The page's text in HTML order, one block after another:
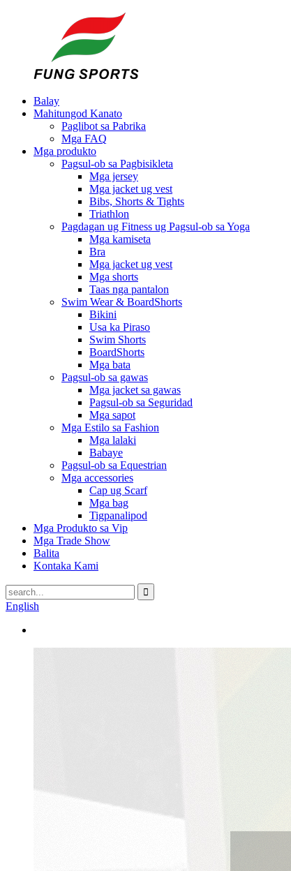
Balay
Mahitungod Kanato
Paglibot sa Pabrika
Mga FAQ
Mga produkto
Pagsul-ob sa Pagbisikleta
Mga jersey
Mga jacket ug vest
Bibs, Shorts & Tights
Triathlon
Pagdagan ug Fitness ug Pagsul-ob sa Yoga
Mga kamiseta
Bra
Mga jacket ug vest
Mga shorts
Taas nga pantalon
Swim Wear & BoardShorts
Bikini
Usa ka Piraso
Swim Shorts
BoardShorts
Mga bata
Pagsul-ob sa gawas
Mga jacket sa gawas
Pagsul-ob sa Seguridad
Mga sapot
Mga Estilo sa Fashion
Mga lalaki
Babaye
Pagsul-ob sa Equestrian
Mga accessories
Cap ug Scarf
Mga bag
Tigpanalipod
Mga Produkto sa Vip
Mga Trade Show
Balita
Kontaka Kami
English